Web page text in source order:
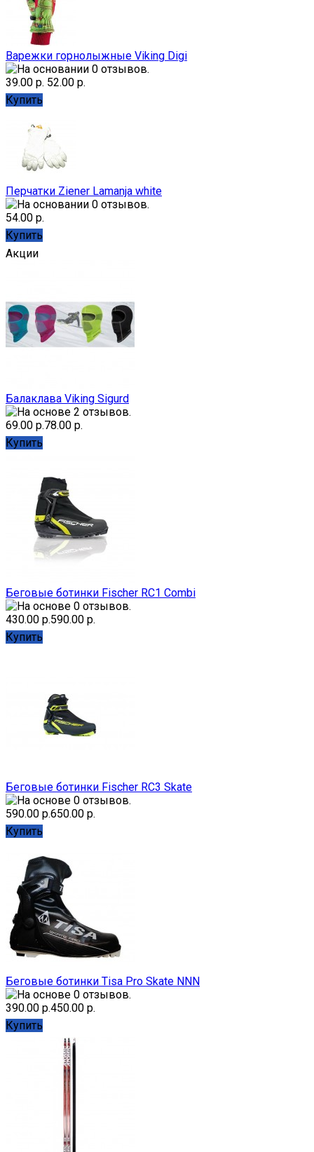
Варежки горнолыжные Viking Digi
39.00 р. 52.00 р.
Купить
Перчатки Ziener Lamanja white
54.00 р.
Купить
Акции
Балаклава Viking Sigurd
69.00 р.78.00 р.
Купить
Беговые ботинки Fischer RC1 Combi
430.00 р.590.00 р.
Купить
Беговые ботинки Fischer RC3 Skate
590.00 р.650.00 р.
Купить
Беговые ботинки Tisa Pro Skate NNN
390.00 р.450.00 р.
Купить